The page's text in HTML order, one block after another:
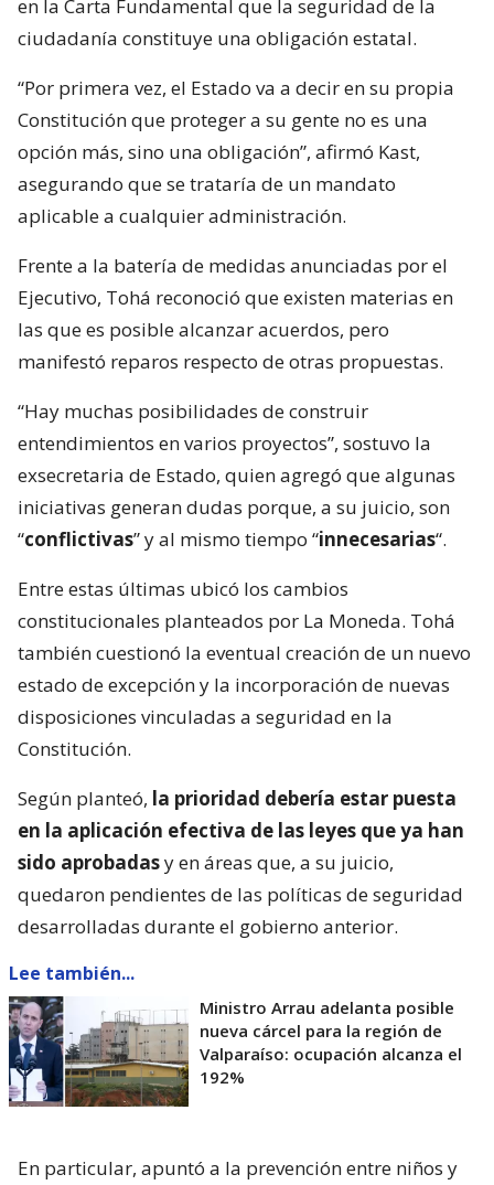
en la Carta Fundamental que la seguridad de la
ciudadanía constituye una obligación estatal.
“Por primera vez, el Estado va a decir en su propia
Constitución que proteger a su gente no es una
opción más, sino una obligación”, afirmó Kast,
asegurando que se trataría de un mandato
aplicable a cualquier administración.
Frente a la batería de medidas anunciadas por el
Ejecutivo, Tohá reconoció que existen materias en
las que es posible alcanzar acuerdos, pero
manifestó reparos respecto de otras propuestas.
“Hay muchas posibilidades de construir
entendimientos en varios proyectos”, sostuvo la
exsecretaria de Estado, quien agregó que algunas
iniciativas generan dudas porque, a su juicio, son
“conflictivas” y al mismo tiempo “innecesarias“.
Entre estas últimas ubicó los cambios
constitucionales planteados por La Moneda. Tohá
también cuestionó la eventual creación de un nuevo
estado de excepción y la incorporación de nuevas
disposiciones vinculadas a seguridad en la
Constitución.
Según planteó, la prioridad debería estar puesta
en la aplicación efectiva de las leyes que ya han
sido aprobadasy en áreas que, a su juicio,
quedaron pendientes de las políticas de seguridad
desarrolladas durante el gobierno anterior.
Lee también...
Ministro Arrau adelanta posible
nueva cárcel para la región de
Valparaíso: ocupación alcanza el
192%
En particular, apuntó a la prevención entre niños y